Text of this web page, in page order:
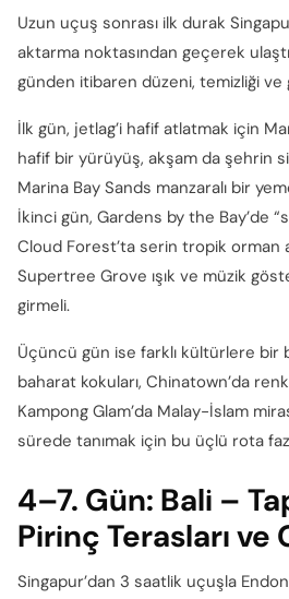
Uzun uçuş sonrası ilk durak
aktarma noktasından geçerek
günden itibaren düzeni, temizliği ve
İlk gün, jetlag’i hafif atlatmak için
hafif bir yürüyüş, akşam da şehrin
Marina Bay Sands manzaralı bir
İkinci gün, Gardens by the Bay’de
Cloud Forest’ta serin tropik orman
Supertree Grove ışık ve müzik
girmeli.
Üçüncü gün ise farklı kültürlere bir
baharat kokuları, Chinatown’da
Kampong Glam’da Malay-İslam
sürede tanımak için bu üçlü rota
4–7. Gün: Bali –
Pirinç Terasları ve
Singapur’dan 3 saatlik uçuşla